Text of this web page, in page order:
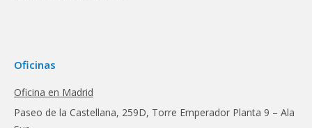
Oficinas
Oficina en Madrid
Paseo de la Castellana, 259D, Torre Emperador Planta 9 – Ala